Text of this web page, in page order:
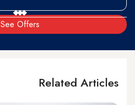
See Offers
Related Articles